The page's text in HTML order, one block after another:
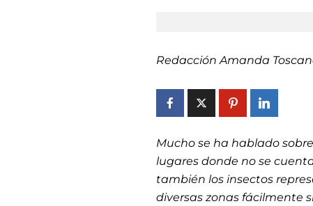
Reformas
Redacción Amanda
Mucho se ha hablado
lugares donde no se
también los insectos
diversas zonas fácilmente